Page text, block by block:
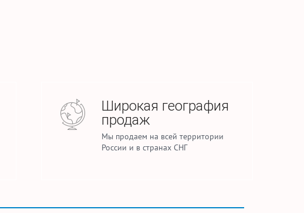
Широкая география
продаж
Мы продаем на всей территории
России и в странах СНГ